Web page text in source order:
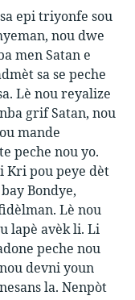
epi triyonfe sou
nou dwe
men Satan e
sa se peche
Lè nou reyalize
grif Satan, nou
mande
peche nou yo.
Kri pou peye dèt
Bondye,
Lè nou
lapè avèk li. Li
peche nou
devni youn
la. Nenpòt